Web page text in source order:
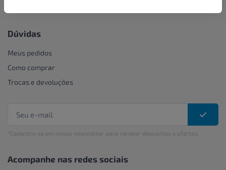
Dúvidas
Meus pedidos
Como comprar
Trocas e devoluções
*Cadastre-se em nossa newsletter para receber descontos e ofertas.
Acompanhe nas redes sociais